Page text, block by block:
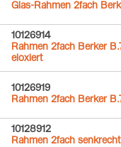
Glas-Rahmen 2fach
10126914
Rahmen 2fach Berker
eloxiert
10126919
Rahmen 2fach Berker
10128912
Rahmen 2fach